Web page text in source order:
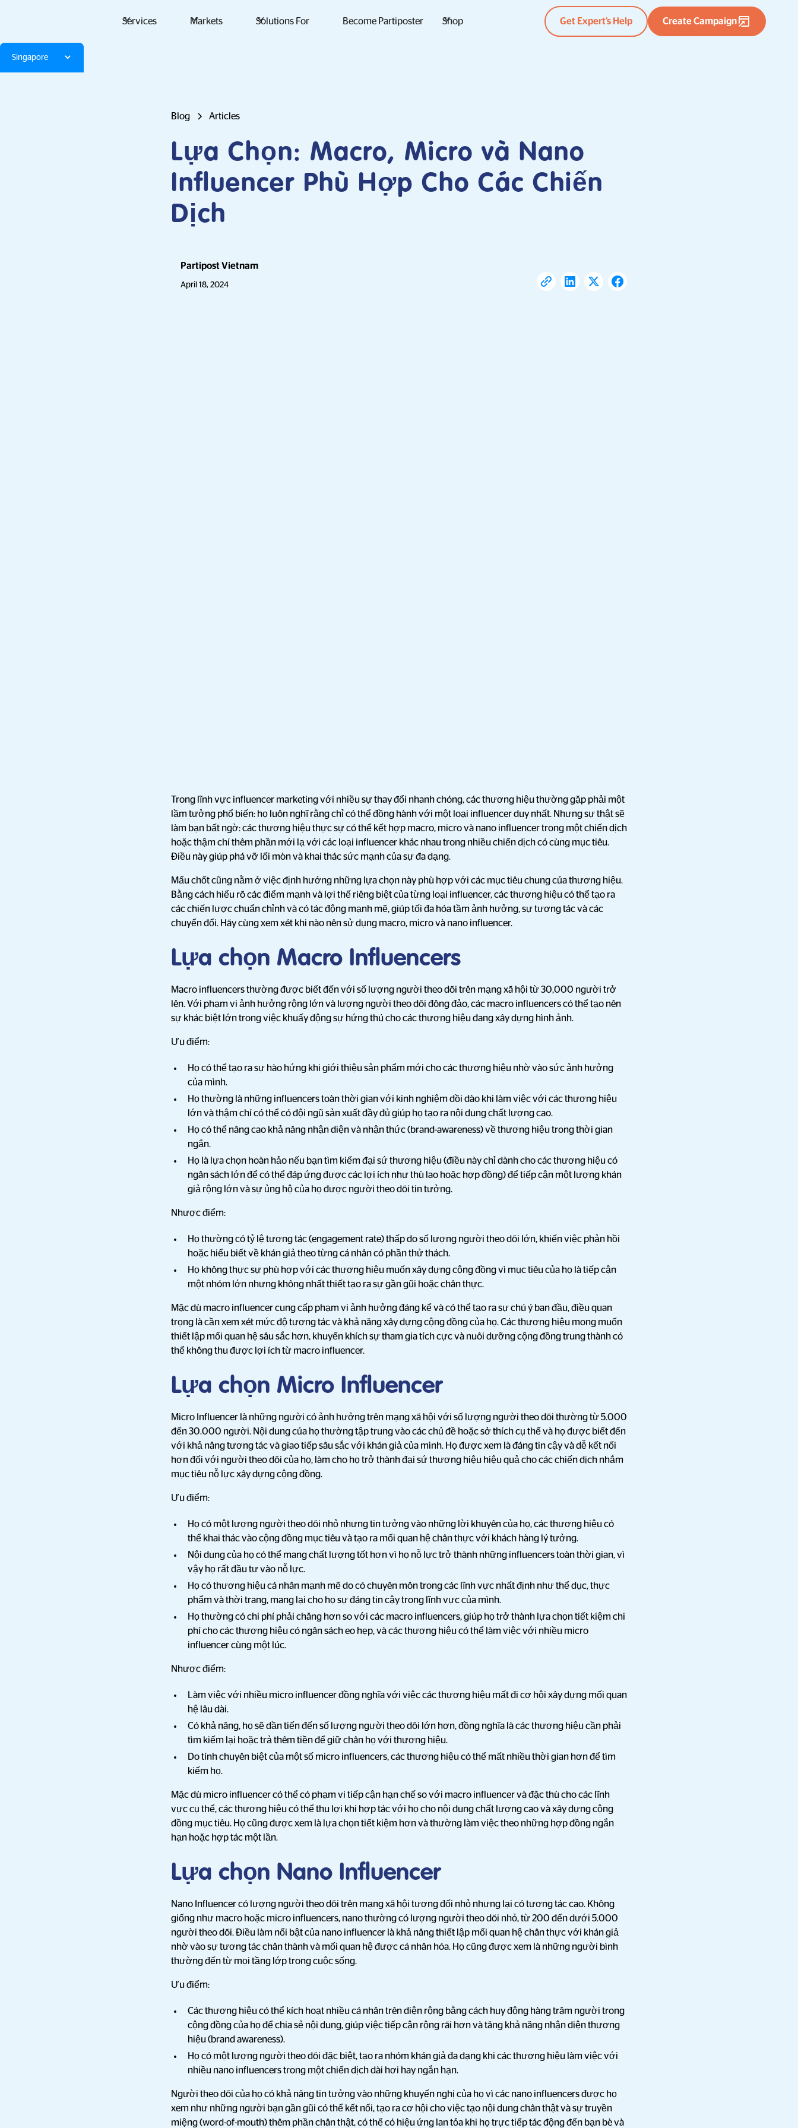
Services Markets Solutions For Become Partiposter Shop Get Expert’s Help Create Campaign
Singapore
Blog Articles
Lựa Chọn: Macro, Micro và Nano
Influencer Phù Hợp Cho Các Chiến
Dịch
Partipost Vietnam
April 18, 2024
Trong lĩnh vực influencer marketing với nhiều sự thay đổi nhanh chóng, các thương hiệu thường gặp phải một
lầm tưởng phổ biến: họ luôn nghĩ rằng chỉ có thể đồng hành với một loại influencer duy nhất. Nhưng sự thật sẽ
làm bạn bất ngờ: các thương hiệu thực sự có thể kết hợp macro, micro và nano influencer trong một chiến dịch
hoặc thậm chí thêm phần mới lạ với các loại influencer khác nhau trong nhiều chiến dịch có cùng mục tiêu.
Điều này giúp phá vỡ lối mòn và khai thác sức mạnh của sự đa dạng.
Mấu chốt cũng nằm ở việc định hướng những lựa chọn này phù hợp với các mục tiêu chung của thương hiệu.
Bằng cách hiểu rõ các điểm mạnh và lợi thế riêng biệt của từng loại influencer, các thương hiệu có thể tạo ra
các chiến lược chuẩn chỉnh và có tác động mạnh mẽ, giúp tối đa hóa tầm ảnh hưởng, sự tương tác và các
chuyển đổi. Hãy cùng xem xét khi nào nên sử dụng macro, micro và nano influencer.
Lựa chọn Macro Influencers
Macro influencers thường được biết đến với số lượng người theo dõi trên mạng xã hội từ 30,000 người trở
lên. Với phạm vi ảnh hưởng rộng lớn và lượng người theo dõi đông đảo, các macro influencers có thể tạo nên
sự khác biệt lớn trong việc khuấy động sự hứng thú cho các thương hiệu đang xây dựng hình ảnh.
Ưu điểm:
Họ có thể tạo ra sự hào hứng khi giới thiệu sản phẩm mới cho các thương hiệu nhờ vào sức ảnh hưởng
của mình.
Họ thường là những influencers toàn thời gian với kinh nghiệm dồi dào khi làm việc với các thương hiệu
lớn và thậm chí có thể có đội ngũ sản xuất đầy đủ giúp họ tạo ra nội dung chất lượng cao.
Họ có thể nâng cao khả năng nhận diện và nhận thức (brand-awareness) về thương hiệu trong thời gian
ngắn.
Họ là lựa chọn hoàn hảo nếu bạn tìm kiếm đại sứ thương hiệu (điều này chỉ dành cho các thương hiệu có
ngân sách lớn để có thể đáp ứng được các lợi ích như thù lao hoặc hợp đồng) để tiếp cận một lượng khán
giả rộng lớn và sự ủng hộ của họ được người theo dõi tin tưởng.
Nhược điểm:
Họ thường có tỷ lệ tương tác (engagement rate) thấp do số lượng người theo dõi lớn, khiến việc phản hồi
hoặc hiểu biết về khán giả theo từng cá nhân có phần thử thách.
Họ không thực sự phù hợp với các thương hiệu muốn xây dựng cộng đồng vì mục tiêu của họ là tiếp cận
một nhóm lớn nhưng không nhất thiết tạo ra sự gần gũi hoặc chân thực.
Mặc dù macro influencer cung cấp phạm vi ảnh hưởng đáng kể và có thể tạo ra sự chú ý ban đầu, điều quan
trọng là cần xem xét mức độ tương tác và khả năng xây dựng cộng đồng của họ. Các thương hiệu mong muốn
thiết lập mối quan hệ sâu sắc hơn, khuyến khích sự tham gia tích cực và nuôi dưỡng cộng đồng trung thành có
thể không thu được lợi ích từ macro influencer.
Lựa chọn Micro Influencer
Micro Influencer là những người có ảnh hưởng trên mạng xã hội với số lượng người theo dõi thường từ 5.000
đến 30.000 người. Nội dung của họ thường tập trung vào các chủ đề hoặc sở thích cụ thể và họ được biết đến
với khả năng tương tác và giao tiếp sâu sắc với khán giả của mình. Họ được xem là đáng tin cậy và dễ kết nối
hơn đối với người theo dõi của họ, làm cho họ trở thành đại sứ thương hiệu hiệu quả cho các chiến dịch nhắm
mục tiêu nỗ lực xây dựng cộng đồng.
Ưu điểm:
Họ có một lượng người theo dõi nhỏ nhưng tin tưởng vào những lời khuyên của họ, các thương hiệu có
thể khai thác vào cộng đồng mục tiêu và tạo ra mối quan hệ chân thực với khách hàng lý tưởng.
Nội dung của họ có thể mang chất lượng tốt hơn vì họ nỗ lực trở thành những influencers toàn thời gian, vì
vậy họ rất đầu tư vào nỗ lực.
Họ có thương hiệu cá nhân mạnh mẽ do có chuyên môn trong các lĩnh vực nhất định như thể dục, thực
phẩm và thời trang, mang lại cho họ sự đáng tin cậy trong lĩnh vực của mình.
Họ thường có chi phí phải chăng hơn so với các macro influencers, giúp họ trở thành lựa chọn tiết kiệm chi
phí cho các thương hiệu có ngân sách eo hẹp, và các thương hiệu có thể làm việc với nhiều micro
influencer cùng một lúc.
Nhược điểm:
Làm việc với nhiều micro influencer đồng nghĩa với việc các thương hiệu mất đi cơ hội xây dựng mối quan
hệ lâu dài.
Có khả năng, họ sẽ dần tiến đến số lượng người theo dõi lớn hơn, đồng nghĩa là các thương hiệu cần phải
tìm kiếm lại hoặc trả thêm tiền để giữ chân họ với thương hiệu.
Do tính chuyên biệt của một số micro influencers, các thương hiệu có thể mất nhiều thời gian hơn để tìm
kiếm họ.
Mặc dù micro influencer có thể có phạm vi tiếp cận hạn chế so với macro influencer và đặc thù cho các lĩnh
vực cụ thể, các thương hiệu có thể thu lợi khi hợp tác với họ cho nội dung chất lượng cao và xây dựng cộng
đồng mục tiêu. Họ cũng được xem là lựa chọn tiết kiệm hơn và thường làm việc theo những hợp đồng ngắn
hạn hoặc hợp tác một lần.
Lựa chọn Nano Influencer
Nano Influencer có lượng người theo dõi trên mạng xã hội tương đối nhỏ nhưng lại có tương tác cao. Không
giống như macro hoặc micro influencers, nano thường có lượng người theo dõi nhỏ, từ 200 đến dưới 5.000
người theo dõi. Điều làm nổi bật của nano influencer là khả năng thiết lập mối quan hệ chân thực với khán giả
nhờ vào sự tương tác chân thành và mối quan hệ được cá nhân hóa. Họ cũng được xem là những người bình
thường đến từ mọi tầng lớp trong cuộc sống.
Ưu điểm:
Các thương hiệu có thể kích hoạt nhiều cá nhân trên diện rộng bằng cách huy động hàng trăm người trong
cộng đồng của họ để chia sẻ nội dung, giúp việc tiếp cận rộng rãi hơn và tăng khả năng nhận diện thương
hiệu (brand awareness).
Họ có một lượng người theo dõi đặc biệt, tạo ra nhóm khán giả đa dạng khi các thương hiệu làm việc với
nhiều nano influencers trong một chiến dịch dài hơi hay ngắn hạn.
Người theo dõi của họ có khả năng tin tưởng vào những khuyến nghị của họ vì các nano influencers được họ
xem như những người bạn gần gũi có thể kết nối, tạo ra cơ hội cho việc tạo nội dung chân thật và sự truyền
miệng (word-of-mouth) thêm phần chân thật, có thể có hiệu ứng lan tỏa khi họ trực tiếp tác động đến bạn bè và